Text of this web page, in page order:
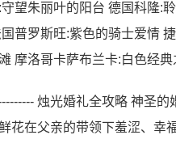
望朱丽叶的阳台 德国科隆:
普罗斯旺:紫色的骑士爱情
摩洛哥卡萨布兰卡:白色经典
烛光婚礼全攻略 神圣
花在父亲的带领下羞涩、幸